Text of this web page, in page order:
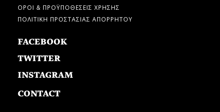
ΟΡΟΙ & ΠΡΟΫΠΟΘΕΣΕΙΣ ΧΡΗΣΗΣ
ΠΟΛΙΤΙΚΗ ΠΡΟΣΤΑΣΙΑΣ ΑΠΟΡΡΗΤΟΥ
FACEBOOK
TWITTER
INSTAGRAM
CONTACT